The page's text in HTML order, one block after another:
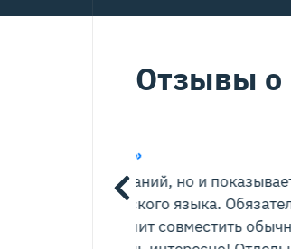
Отзывы о
Обязательно
Отзыв